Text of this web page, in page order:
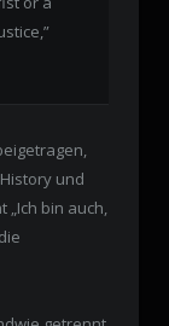
und
bin auch,